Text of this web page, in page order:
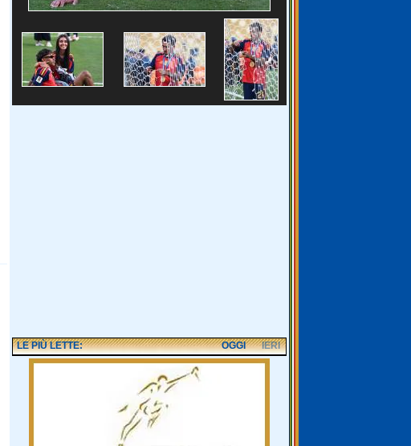
LE PIÙ LETTE: IERI
OGGI